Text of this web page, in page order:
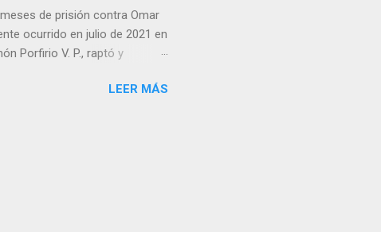
de prisión contra Omar
ocurrido en julio de 2021 en
Porfirio V. P., raptó y
ordenó que la pena se
prisión por su participación
LEER MÁS